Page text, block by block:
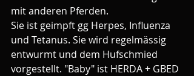
mit anderen Pferden.
Sie ist geimpft gg Herpes, Influenza
und Tetanus. Sie wird regelmässig
entwurmt und dem Hufschmied
vorgestellt. "Baby" ist HERDA + GBED